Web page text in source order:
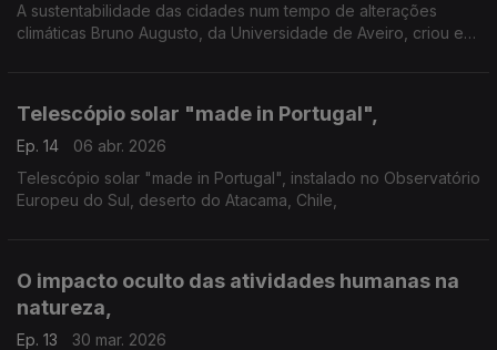
A sustentabilidade das cidades num tempo de alterações
climáticas Bruno Augusto, da Universidade de Aveiro, criou e
Telescópio solar "made in Portugal",
Ep. 14
06 abr. 2026
Telescópio solar "made in Portugal", instalado no Observatório
Europeu do Sul, deserto do Atacama, Chile,
O impacto oculto das atividades humanas na
natureza,
Ep. 13
30 mar. 2026